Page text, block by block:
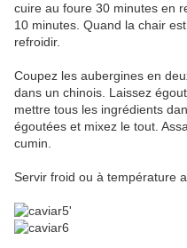
cuire au foure 30 minutes en
10 minutes. Quand la chair
refroidir.
Coupez les aubergines en
dans un chinois. Laissez
mettre tous les ingrédients
égoutées et mixez le tout.
cumin.
Servir froid ou à température